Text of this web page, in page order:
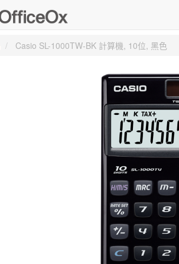
Casio SL-1000TW-BK 計算機, 10位, 黑色